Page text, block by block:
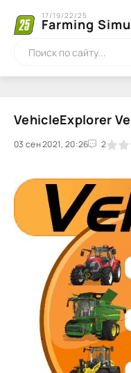
Farming
17/19/22/25
VehicleExplorer
03 сен 2021, 20:26 2
1 2 3 4 5